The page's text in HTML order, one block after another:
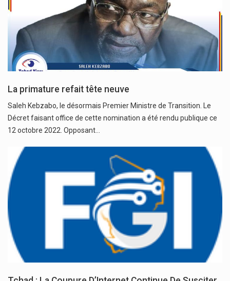
La primature refait tête neuve
Saleh Kebzabo, le désormais Premier Ministre de Transition. Le
Décret faisant office de cette nomination a été rendu publique ce
12 octobre 2022. Opposant…